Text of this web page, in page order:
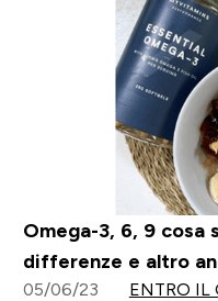
Omega-3, 6, 9 cosa
differenze e altro
05/06/23 ENTRO IL